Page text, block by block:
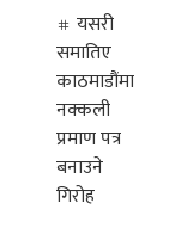
अर्थ
मनोरञ्जन
प्रवास
खेलकुद
यसरी
समातिए
काठमाडौंमा
नक्कली
प्रमाण पत्र
बनाउने
गिरोह